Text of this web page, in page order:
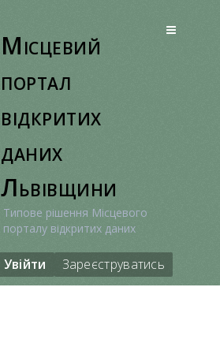
Місцевий
портал
відкритих
даних
Львівщини
Типове рішення Місцевого
порталу відкритих даних
Увійти Зареєструватись